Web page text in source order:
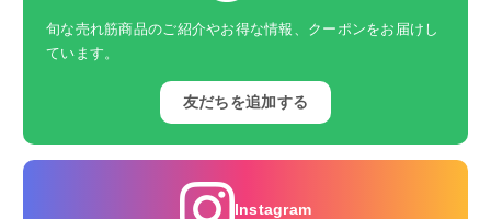
旬な売れ筋商品のご紹介やお得な情報、クーポンをお届けし
ています。
友だちを追加する
Instagram